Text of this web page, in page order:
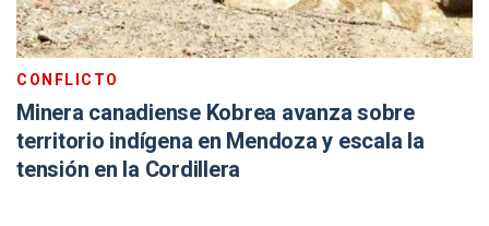
CONFLICTO
Minera canadiense Kobrea avanza sobre
territorio indígena en Mendoza y escala la
tensión en la Cordillera